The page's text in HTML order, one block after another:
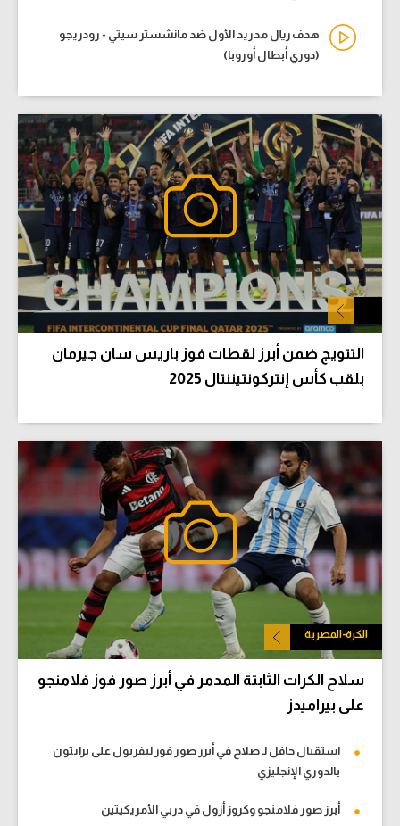
هدف ريال مدريد الأول ضد مانشستر سيتي - رودريجو
(دوري أبطال أوروبا)
التتويج ضمن أبرز لقطات فوز باريس سان جيرمان
بلقب كأس إنتركونتيننتال 2025
الكرة-المصرية
سلاح الكرات الثابتة المدمر في أبرز صور فوز فلامنجو
على بيراميدز
استقبال حافل لـ صلاح في أبرز صور فوز ليفربول على برايتون
بالدوري الإنجليزي
أبرز صور فلامنجو وكروز أزول في دربي الأمريكيتين